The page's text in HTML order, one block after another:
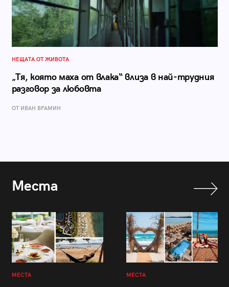
НЕЩАТА ОТ ЖИВОТА
„Тя, която маха от влака“ влиза в най-трудния
разговор за любовта
ОТ ИВАН ВРАМИН
Места
МЕСТА МЕСТА